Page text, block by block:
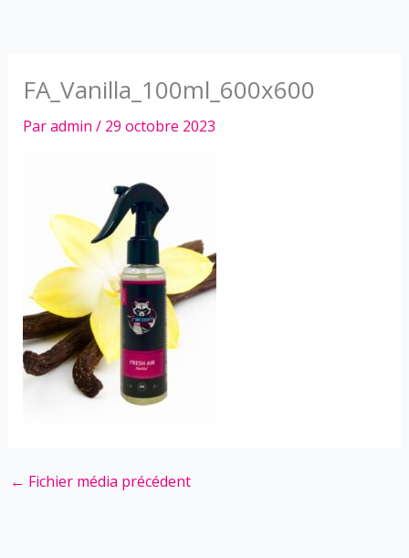
FA_Vanilla_100ml_600x600
Paradmin / 29 octobre 2023
← Fichier média précédent